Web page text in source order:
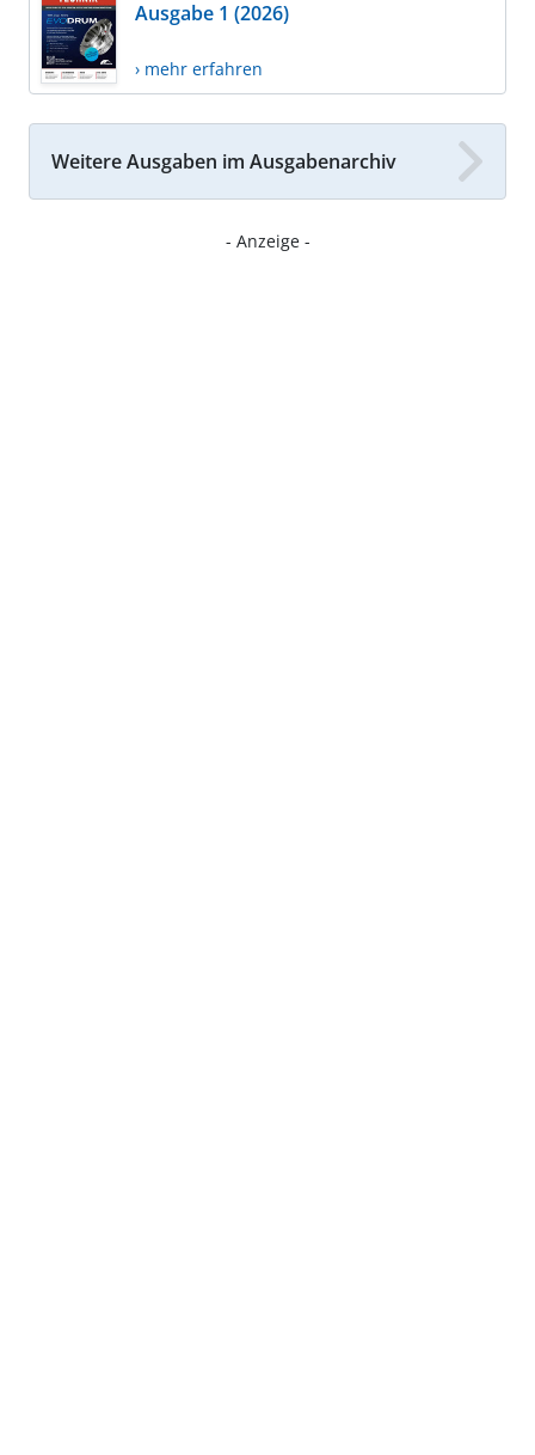
Ausgabe 1 (2026)
› mehr erfahren
Weitere Ausgaben im Ausgabenarchiv
- Anzeige -